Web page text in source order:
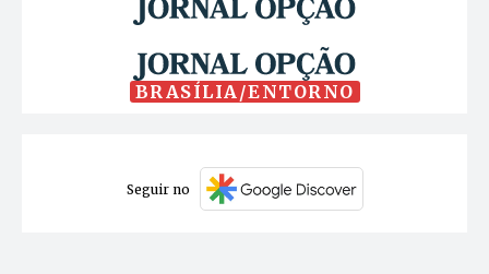
BRASÍLIA/ENTORNO
Seguir no